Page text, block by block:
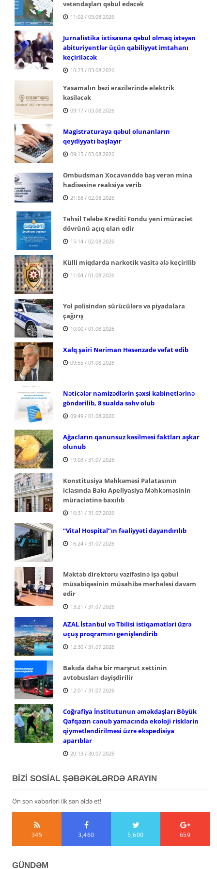
vətəndaşları qəbul edəcək
11:02 / 03.08.2026
Jurnalistika ixtisasına qəbul olmaq istəyən
abituriyentlər üçün qabiliyyət imtahanı
keçiriləcək
10:23 / 03.08.2026
Yasamalın bəzi ərazilərində elektrik
kəsiləcək
09:17 / 03.08.2026
Magistraturaya qəbul olunanların
qeydiyyatı başlayır
09:15 / 03.08.2026
Ombudsman Xocavənddə baş verən mina
hadisəsinə reaksiya verib
21:58 / 02.08.2026
Təhsil Tələbə Krediti Fondu yeni müraciət
dövrünü açıq elan edir
15:14 / 02.08.2026
Külli miqdarda narkotik vasitə ələ keçirilib
11:04 / 01.08.2026
Yol polisindən sürücülərə və piyadalara
çağırış
10:00 / 01.08.2026
Xalq şairi Nəriman Həsənzadə vəfat edib
09:55 / 01.08.2026
Nəticələr namizədlərin şəxsi kabinetlərinə
göndərilib, 8 sualda səhv olub
09:49 / 01.08.2026
Ağacların qanunsuz kəsilməsi faktları aşkar
olunub
19:03 / 31.07.2026
Konstitusiya Məhkəməsi Palatasının
iclasında Bakı Apellyasiya Məhkəməsinin
müraciətinə baxılıb
16:31 / 31.07.2026
“Vital Hospital”ın fəaliyyəti dayandırılıb
16:24 / 31.07.2026
Məktəb direktoru vəzifəsinə işə qəbul
müsabiqəsinin müsahibə mərhələsi davam
edir
13:21 / 31.07.2026
AZAL İstanbul və Tbilisi istiqamətləri üzrə
uçuş proqramını genişləndirib
12:30 / 31.07.2026
Bakıda daha bir marşrut xəttinin
avtobusları dəyişdirilir
12:01 / 31.07.2026
Coğrafiya İnstitutunun əməkdaşları Böyük
Qafqazın cənub yamacında ekoloji risklərin
qiymətləndirilməsi üzrə ekspedisiya
aparıblar
20:13 / 30.07.2026
BİZİ SOSİAL ŞƏBƏKƏLƏRDƏ ARAYIN
Ən son xəbərləri ilk sən əldə et!
345 3,460 5,600 659
GÜNDƏM